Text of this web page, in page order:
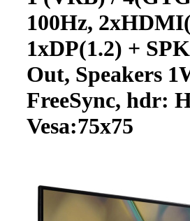
100Hz,
1xDP(1.2) +
Out, Speakers
FreeSync, hdr:
Vesa:75x75